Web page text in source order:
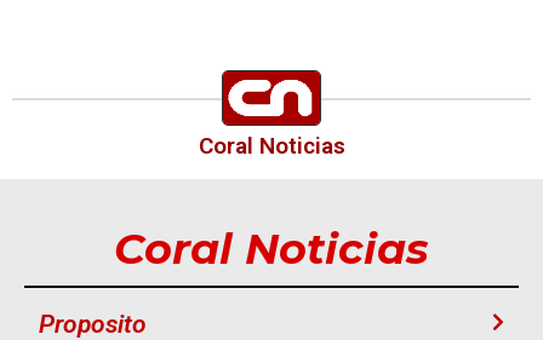
Coral Noticias
Coral Noticias
Proposito